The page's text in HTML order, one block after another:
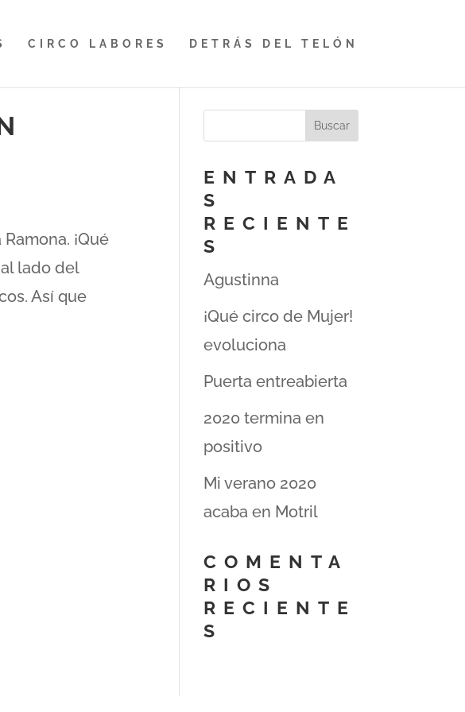
CIRCO LABORES DETRÁS DEL TELÓN
¡Qué
lado del
Así que
ENTRADA
S
RECIENTE
S
Agustinna
¡Qué circo de Mujer!
evoluciona
Puerta entreabierta
2020 termina en
positivo
Mi verano 2020
acaba en Motril
COMENTA
RIOS
RECIENTE
S